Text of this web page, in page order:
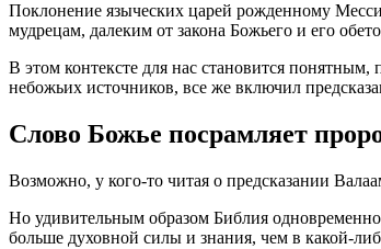
Поклонение языческих царей рожденному
мудрецам, далеким от закона Божьего и его
В этом контексте для нас становится
небожьих источников, все же включил
Слово Божье посрамляет
Возможно, у кого-то читая о предсказании
Но удивительным образом Библия
больше духовной силы и знания, чем в какой-